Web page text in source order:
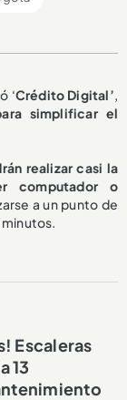
‘Crédito Digital’,
simplificar el
realizar casi la
computador o
a un punto de
Escaleras
13